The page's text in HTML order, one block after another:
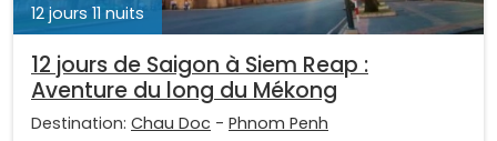
12 jours 11 nuits
12 jours de Saigon à Siem Reap :
Aventure du long du Mékong
Destination: Chau Doc - Phnom Penh